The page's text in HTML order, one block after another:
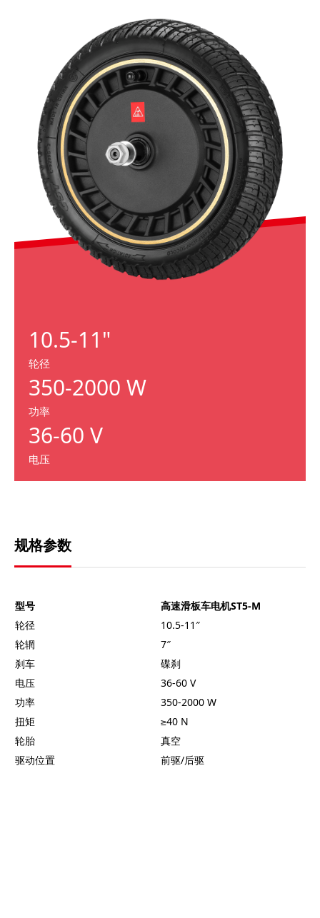
10.5-11"
轮径
350-2000 W
功率
36-60 V
电压
规格参数
型号
高速滑板车电机ST5-M
轮径
10.5-11″
轮辋
7″
刹车
碟刹
电压
36-60 V
功率
350-2000 W
扭矩
≥40 N
轮胎
真空
驱动位置
前驱/后驱